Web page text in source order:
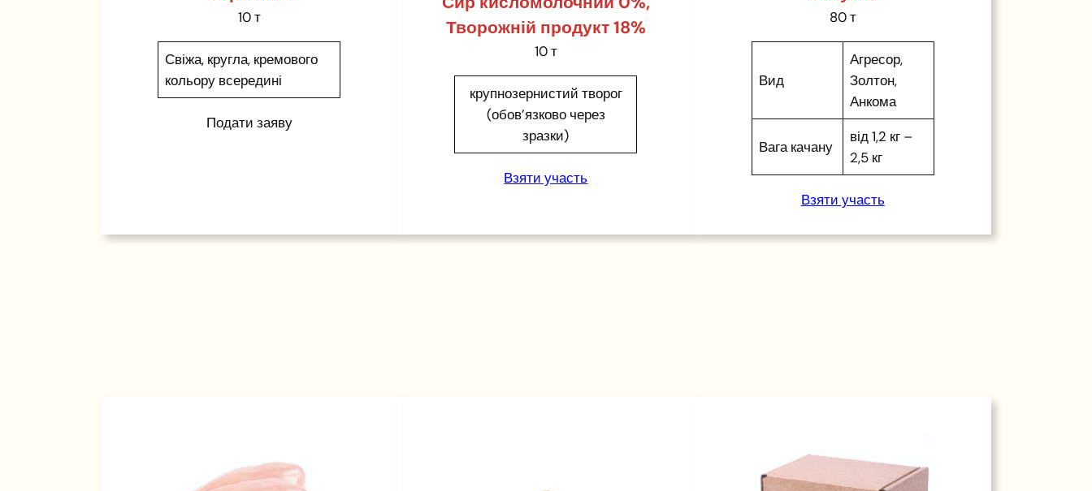
10 т
Свіжа, кругла, кремового
кольору всередині
Подати заяву
Творожній продукт 18%
10 т
крупнозернистий творог
(обов’язково через
зразки)
Взяти участь
80 т
Вид
Агресор,
Золтон,
Анкома
Вага качану
від 1,2 кг –
2,5 кг
Взяти участь